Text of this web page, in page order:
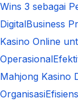
Wins 3 sebagai
DigitalBusiness
Kasino Online
Operasional
Mahjong Kasino
Organisasi